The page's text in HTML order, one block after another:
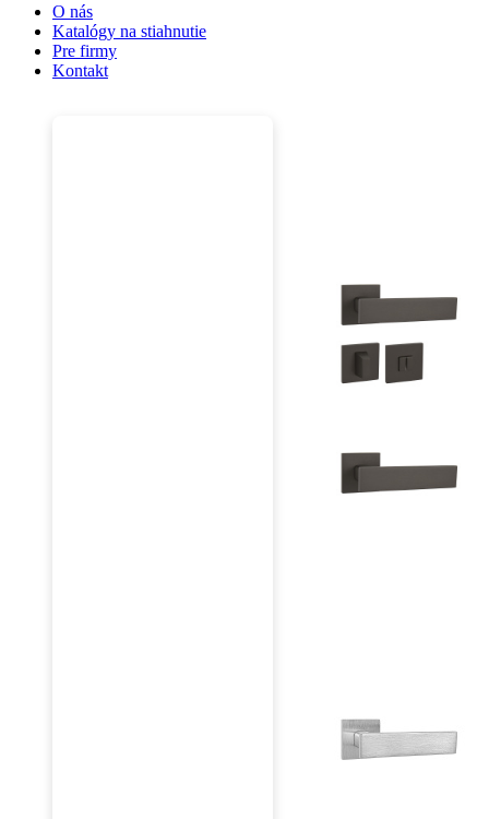
O nás
Katalógy na stiahnutie
Pre firmy
Kontakt